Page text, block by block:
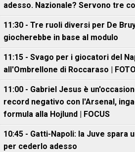
adesso. Nazionale? Servono tre
11:30 - Tre ruoli diversi per De
giocherebbe in base al modulo
11:15 - Svago per i giocatori del
all'Ombrellone di Roccaraso | FOTO
11:00 - Gabriel Jesus è
record negativo con l'Arsenal,
formula alla Hojlund | FOCUS
10:45 - Gatti-Napoli: la Juve spara
per cederlo adesso